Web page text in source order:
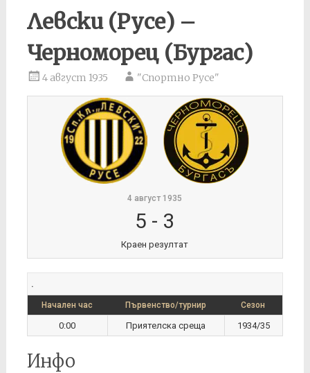
Левски (Русе) –
Черноморец (Бургас)
4 август 1935 "Спортно Русе"
4 август 1935
5 - 3
Краен резултат
.
Начален час Първенство/турнир Сезон
0:00 Приятелска среща 1934/35
Инфо